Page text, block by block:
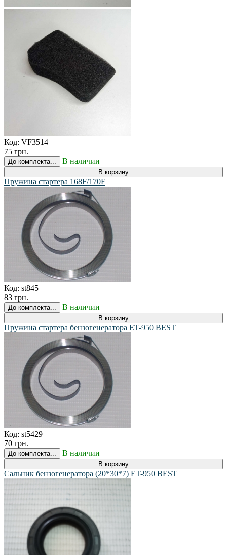
Код: VF3514
75 грн.
До комплекта... В наличии
В корзину
Пружина стартера 168F/170F
Код: st845
83 грн.
До комплекта... В наличии
В корзину
Пружина стартера бензогенератора ET-950 BEST
Код: st5429
70 грн.
До комплекта... В наличии
В корзину
Сальник бензогенератора (20*30*7) ET-950 BEST